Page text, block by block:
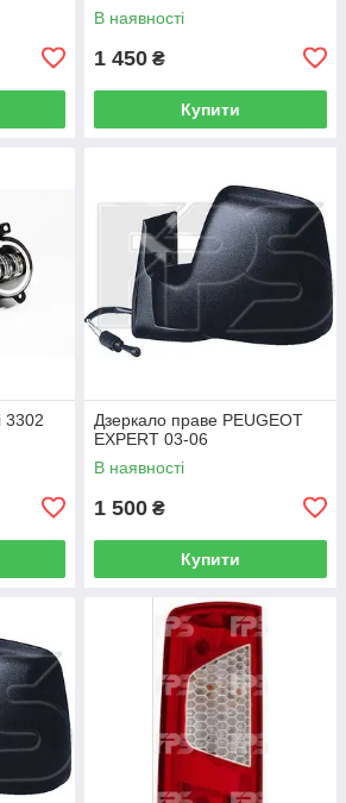
В наявності
1 450 ₴
Купити
3302
Дзеркало праве PEUGEOT
EXPERT 03-06
В наявності
1 500 ₴
Купити